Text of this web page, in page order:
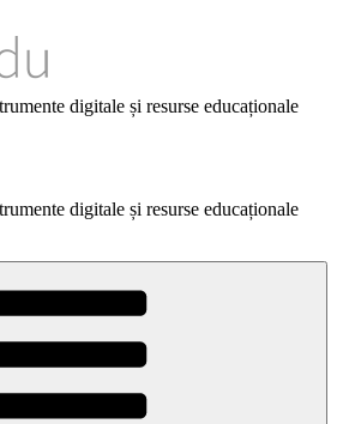
digitale și resurse educaționale
digitale și resurse educaționale